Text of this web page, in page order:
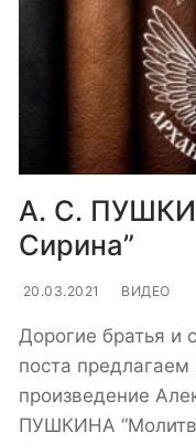
А. С.
Сирина”
20.03.2021 ВИДЕО
Дорогие братья и
поста
произведение
ПУШКИНА